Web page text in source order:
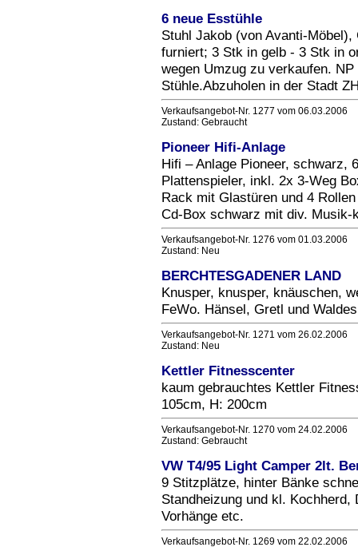
6 neue Esstühle
Stuhl Jakob (von Avanti-
furniert; 3 Stk in gelb - 3 Stk in
wegen Umzug zu verkaufen.
Stühle.Abzuholen in der Stadt
Verkaufsangebot-Nr. 1277 vom 06.03.2006
Zustand: Gebraucht
Pioneer Hifi-Anlage
Hifi – Anlage Pioneer, schwarz,
Plattenspieler, inkl. 2x 3-Weg
Rack mit Glastüren und 4
Cd-Box schwarz mit div. Musik-
Verkaufsangebot-Nr. 1276 vom 01.03.2006
Zustand: Neu
BERCHTESGADENER LAND
Knusper, knusper, knäuschen,
FeWo. Hänsel, Gretl und
Verkaufsangebot-Nr. 1271 vom 26.02.2006
Zustand: Neu
Kettler Fitnesscenter
kaum gebrauchtes Kettler
105cm, H: 200cm
Verkaufsangebot-Nr. 1270 vom 24.02.2006
Zustand: Gebraucht
VW T4/95 Light Camper 2lt.
9 Stitzplätze, hinter Bänke
Standheizung und kl.
Vorhänge etc.
Verkaufsangebot-Nr. 1269 vom 22.02.2006